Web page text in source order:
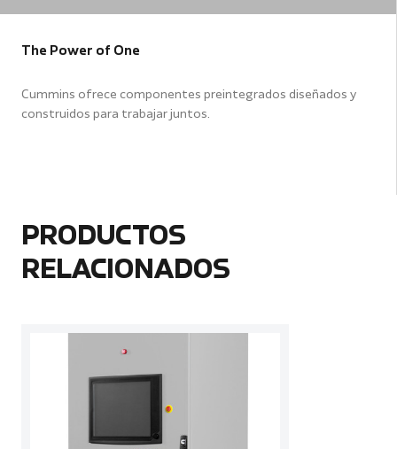
The Power of One
Cummins ofrece componentes preintegrados diseñados y
construidos para trabajar juntos.
PRODUCTOS
RELACIONADOS